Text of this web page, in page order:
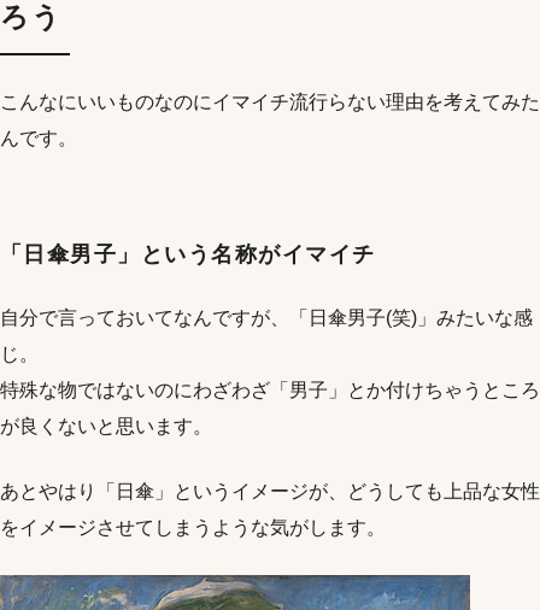
ろう
こんなにいいものなのにイマイチ流行らない理由を考えてみた
んです。
「日傘男子」という名称がイマイチ
自分で言っておいてなんですが、「日傘男子(笑)」みたいな感
じ。
特殊な物ではないのにわざわざ「男子」とか付けちゃうところ
が良くないと思います。
あとやはり「日傘」というイメージが、どうしても上品な女性
をイメージさせてしまうような気がします。